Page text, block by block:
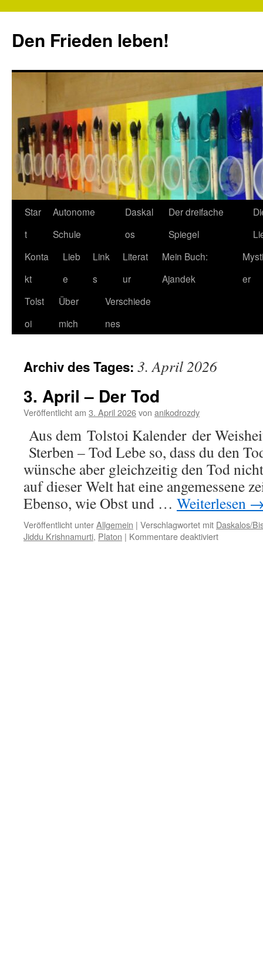
springen
Den Frieden leben!
Star
t
Autonome
Schule
Daskal
os
Der dreifache
Spiegel
Konta
kt
Lieb
e
Link
s
Literat
ur
Mein Buch:
Ajandek
er
Tolst
oi
Über
mich
Verschiede
nes
Archiv des Tages: 3. April 2026
3. April – Der Tod
Veröffentlicht am 3. April 2026von anikodrozdy
Aus dem Tolstoi Kalender der
Sterben – Tod Lebe so, dass du den
wünsche aber gleichzeitig den Tod
auf dieser Welt hat eine angemessene
Ebenso, wie Obst und … Weiterlesen
Veröffentlicht unterAllgemein | Verschlagwortet mit Daskalos/
Jiddu Krishnamurti, Platon | Kommentare deaktiviertfür